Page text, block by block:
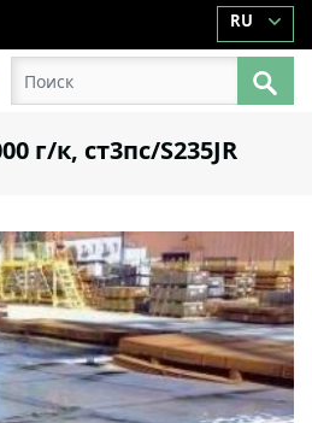
RU
г/к, ст3пс/S235JR